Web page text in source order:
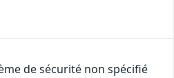
de sécurité non spécifié